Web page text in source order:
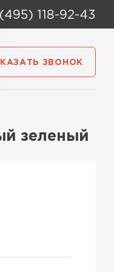
118-92-43
ЗВОНОК
зеленый